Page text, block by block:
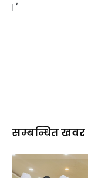
।’
सम्बन्धित खवर